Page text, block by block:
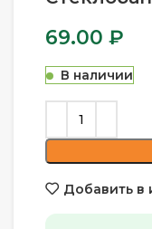
69.00 ₽
В наличии
Добавить в